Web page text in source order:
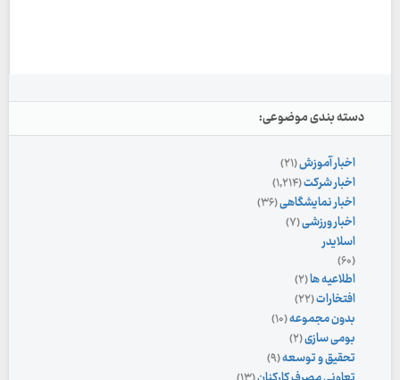
دسته بندی موضوعی:
اخبار آموزش(۲۱)
اخبار شرکت(۱,۲۱۴)
اخبار نمایشگاهی(۳۶)
اخبار ورزشی(۷)
اسلایدر
(۶۰)
اطلاعیه ها(۲)
افتخارات(۲۲)
بدون مجموعه(۱۰)
بومی سازی(۲)
تحقیق و توسعه(۹)